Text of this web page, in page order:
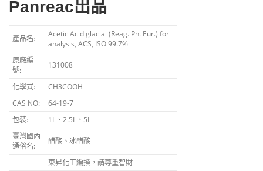
Panreac出品
產品名:
Acetic Acid glacial (Reag. Ph. Eur.) for
analysis, ACS, ISO 99.7%
原廠編
號:
131008
化學式:
CH3COOH
CAS NO:
64-19-7
包裝:
1L、2.5L、5L
臺灣國內
通俗名:
醋酸、冰醋酸
東昇化工編撰，請尊重智財